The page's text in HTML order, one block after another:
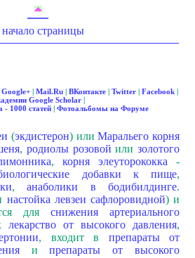
страницы
Google+| Mail.Ru| ВКонтакте| Twitter| Facebook|
Google Scholar
- 1000 статей| Фотоальбомы на Форуме
(экдистерон) илиМаральего корня
, родиолы розовой илизолотого
, корня элеуторококка -
добавки к пище,
, анаболики в бодибилдинге.
настойка левзеи сафлоровидной) и
для снижения артериального
лекарство от высокого давления,
, входит в препараты от
ипрепараты от высокого